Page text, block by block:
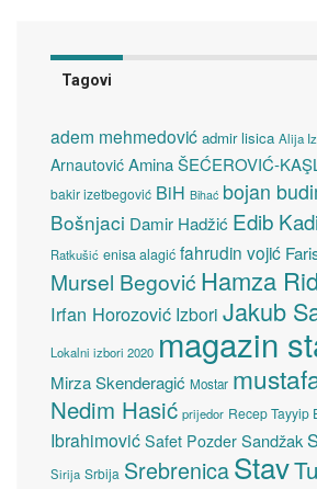
Tagovi
adem mehmedović admir lisica Alija
Arnautović Amina ŠEĆEROVIĆ-
bakir izetbegović BiH Bihać bojan
Bošnjaci Damir Hadžić Edib
Ratkušić enisa alagić fahrudin vojić
Mursel Begović Hamza
Irfan Horozović Izbori Jakub
Lokalni izbori 2020 magazin
Mirza Skenderagić Mostar
Nedim Hasić prijedor Recep Tayyip
Ibrahimović Safet Pozder Sandžak
Sirija Srbija SrebrenicaStav